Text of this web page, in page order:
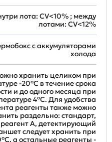
лота: CV<10% ; между
лотами: CV<12%
с аккумуляторами
холода
хранить целиком при
-20°C в течение срока
и до одного месяца при
4°C. Для удобства
реагенты также можно
раздельно: стандарт,
A, детектирующий
следует хранить при
а остальные реагенты -